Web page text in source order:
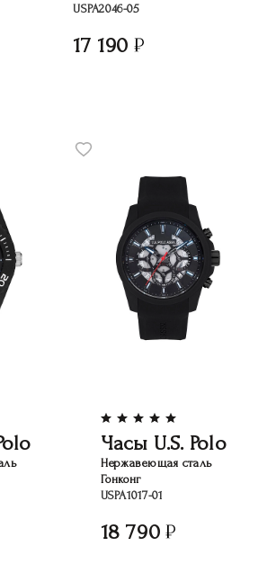
USPA2046-05
17 190
Часы U.S. Polo
Нержавеющая сталь
Гонконг
USPA1017-01
18 790